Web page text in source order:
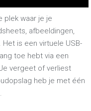
plek waar je je
afbeeldingen,
is een virtuele USB-
toe hebt via een
vergeet of verliest
heb je met één